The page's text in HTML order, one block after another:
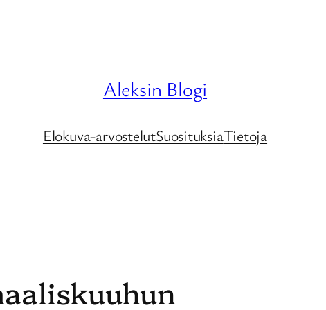
Aleksin Blogi
Elokuva-arvostelutSuosituksiaTietoja